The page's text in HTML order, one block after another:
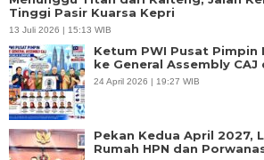
Tinggi Pasir Kuarsa Kepri
13 Juli 2026 | 15:13 WIB
Ketum PWI Pusat Pimpin
ke General Assembly
24 April 2026 | 19:27 WIB
Pekan Kedua April 2027,
Rumah HPN dan